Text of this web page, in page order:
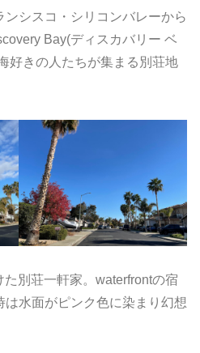
シスコ・シリコンバレーから
Bay(ディスカバリー ベ
好きの人たちが集まる別荘地
別荘一軒家。waterfrontの宿
水面がピンク色に染まり幻想